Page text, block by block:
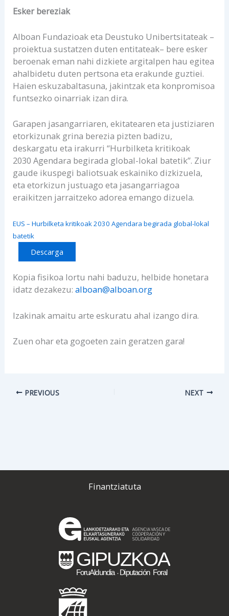
Esker bereziak
Alboan Fundazioak eta Deustuko Unibertsitateak –
proiektua sustatzen duten entitateak– bere esker
beroenak eman nahi dizkiete argitalpen hau egitea
ahalbidetu duten pertsona eta erakunde guztiei.
Haien eskuzabaltasuna, jakintzak eta konpromisoa
funtsezko oinarriak izan dira.
Garapen jasangarriaren, ekitatearen eta justiziaren
etorkizunak grina berezia pizten badizu,
deskargatu eta irakurri “Hurbilketa kritikoak
2030 Agendara begirada global-lokal batetik”. Ziur
gaude ikuspegi baliotsuak eskainiko dizkizuela,
eta etorkizun justuago eta jasangarriagoa
eraikitzen jarraitzeko adorea emango dizuela.
EUS – Hurbilketa kritikoak 2030 Agendara begirada global-lokal
batetik
Descarga
Kopia fisikoa lortu nahi baduzu, helbide honetara
idatz dezakezu:alboan@alboan.org
Izakinak amaitu arte eskuratu ahal izango dira.
Zuen ohar eta gogoeten zain geratzen gara!
PREVIOUS NEXT
Finantziatuta